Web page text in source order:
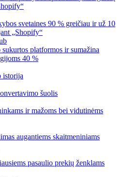
svetaines 90 % greičiau ir už 10
„Shopify“
platformos ir sumažina
40 %
istorija
šuolis
ir mažoms bei vidutinėms
augantiems skaitmeniniams
pasaulio prekių ženklams